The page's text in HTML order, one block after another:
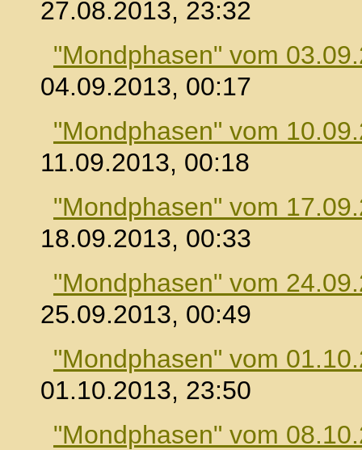
27.08.2013, 23:32
"Mondphasen" vom
04.09.2013, 00:17
"Mondphasen" vom
11.09.2013, 00:18
"Mondphasen" vom
18.09.2013, 00:33
"Mondphasen" vom
25.09.2013, 00:49
"Mondphasen" vom
01.10.2013, 23:50
"Mondphasen" vom